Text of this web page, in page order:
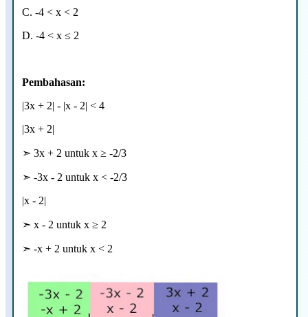
C. -4 < x < 2
D. -4 < x ≤ 2
Pembahasan:
|3x + 2| - |x - 2| < 4
|3x + 2|
➣ 3x + 2 untuk x ≥ -2/3
➣ -3x - 2 untuk x < -2/3
|x - 2|
➣ x - 2 untuk x ≥ 2
➣ -x + 2 untuk x < 2